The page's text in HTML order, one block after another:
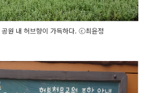
원 내 허브향이 가득하다. ⓒ최윤정